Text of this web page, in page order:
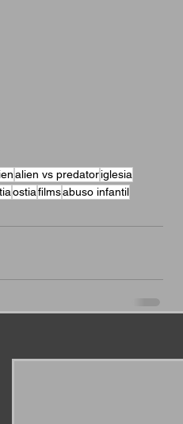
alien vs predatoriglesia
ostiafilmsabuso infantil